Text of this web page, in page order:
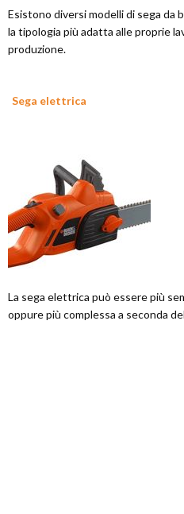
Esistono diversi modelli di sega da
la tipologia più adatta alle proprie
produzione.
Sega elettrica
La sega elettrica può essere più
oppure più complessa a seconda